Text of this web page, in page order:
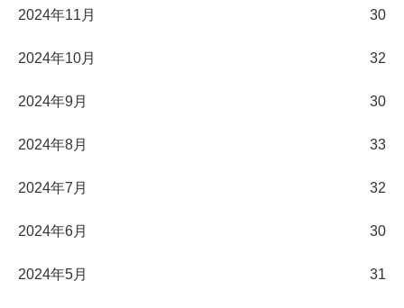
2024年11月 30
2024年10月 32
2024年9月 30
2024年8月 33
2024年7月 32
2024年6月 30
2024年5月 31